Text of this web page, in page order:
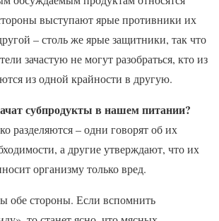
выступают ярые противники их
– столь же ярые защитники, так что
зачастую не могут разобраться, кто из
из одной крайности в другую.
субпродукты в нашем питании?
разделяются – одни говорят об их
а другие утверждают, что их
организму только вред.
обе стороны. Если вспомнить